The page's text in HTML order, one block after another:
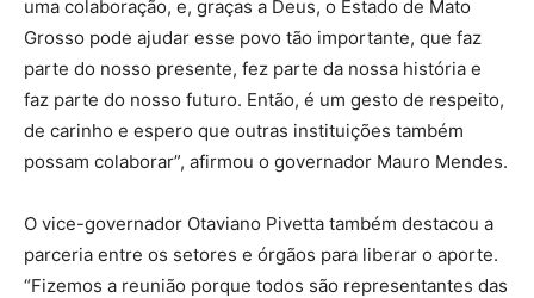
uma colaboração, e, graças a Deus, o Estado de Mato
Grosso pode ajudar esse povo tão importante, que faz
parte do nosso presente, fez parte da nossa história e
faz parte do nosso futuro. Então, é um gesto de respeito,
de carinho e espero que outras instituições também
possam colaborar”, afirmou o governador Mauro Mendes.
O vice-governador Otaviano Pivetta também destacou a
parceria entre os setores e órgãos para liberar o aporte.
“Fizemos a reunião porque todos são representantes das